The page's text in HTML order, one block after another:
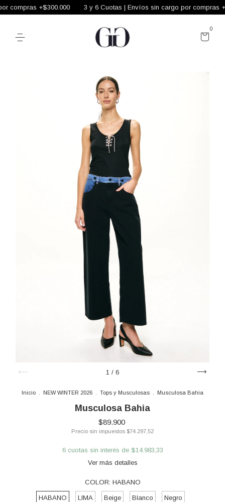
+$300.000 3 y 6 Cuotas | Envíos sin cargo por compras
0
1 / 6
Inicio NEW WINTER 2026 Tops y Musculosas Musculosa Bahia
Musculosa Bahia
$89.900
Precio sin impuestos $74.297,52
6 cuotas sin interés de $14.983,33
Ver más detalles
COLOR: HABANO
HABANO LIMA Beige Blanco Negro